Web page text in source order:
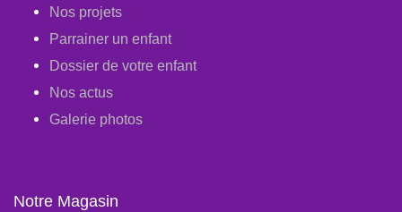
Nos projets
Parrainer un enfant
Dossier de votre enfant
Nos actus
Galerie photos
Notre Magasin